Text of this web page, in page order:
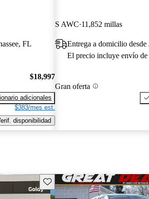
FL
$18,997
adicionales
$383/mes est.
disponibilidad
S AWC 11,852 millas
Entrega a domicilio
El precio incluye envío
Gran oferta
Guarda este Aviso